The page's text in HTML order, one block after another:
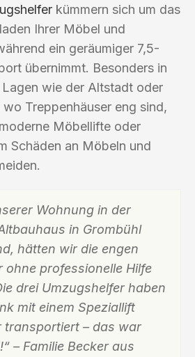
kümmern sich um das
Ihrer Möbel und
ein geräumiger 7,5-
übernimmt. Besonders in
wie der Altstadt oder
Treppenhäuser eng sind,
Möbellifte oder
Schäden an Möbeln und
Wohnung in der
in Grombühl
hätten wir die engen
ohne professionelle Hilfe
drei Umzugshelfer haben
mit einem Speziallift
transportiert – das war
– Familie Becker aus